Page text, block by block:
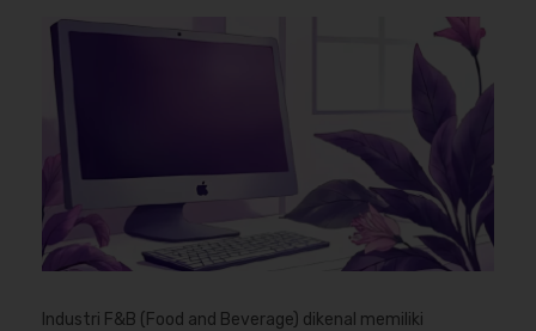
Industri F&B (Food and Beverage) dikenal memiliki